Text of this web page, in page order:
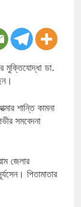
মুক্তিযোদ্ধা ডা.
শান্তি কামনা
সমবেদনা
জেলার
পিতামাতার